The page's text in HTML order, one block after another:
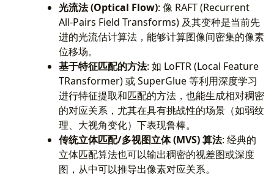
光流法 (Optical Flow): 像 RAFT (Recurrent
All-Pairs Field Transforms) 及其变种是当前先
进的光流估计算法，能够计算图像间密集的像素
位移场。
基于特征匹配的方法: 如 LoFTR (Local Feature
TRansformer) 或 SuperGlue 等利用深度学习
进行特征提取和匹配的方法，也能生成相对稠密
的对应关系，尤其在具有挑战性的场景（如弱纹
理、大视角变化）下表现鲁棒。
传统立体匹配/多视图立体 (MVS) 算法: 经典的
立体匹配算法也可以输出稠密的视差图或深度
图，从中可以推导出像素对应关系。